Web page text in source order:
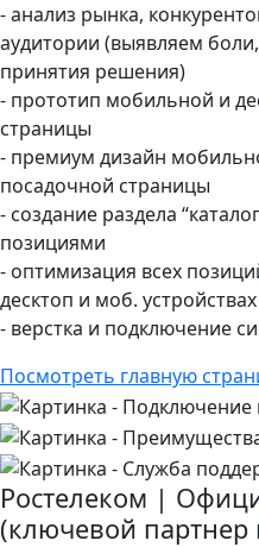
- анализ рынка,
аудитории (выявляем
принятия решения)
- прототип мобильной и
страницы
- премиум дизайн
посадочной страницы
- создание раздела
позициями
- оптимизация всех
десктоп и моб. устройствах
- верстка и подключение
Посмотреть главную
Ростелеком |
(ключевой партнер